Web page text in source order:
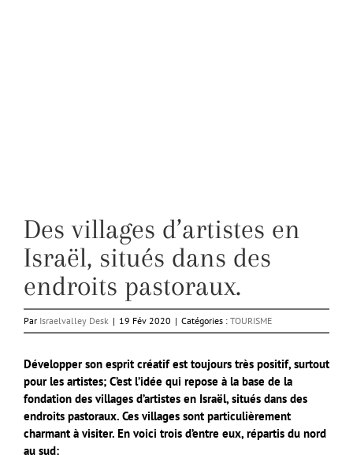
Des villages d’artistes en
Israël, situés dans des
endroits pastoraux.
Par Israelvalley Desk | 19 Fév 2020 | Catégories : TOURISME
Développer son esprit créatif est toujours très positif, surtout
pour les artistes; C’est l’idée qui repose à la base de la
fondation des villages d’artistes en Israël, situés dans des
endroits pastoraux. Ces villages sont particulièrement
charmant à visiter. En voici trois d’entre eux, répartis du nord
au sud: